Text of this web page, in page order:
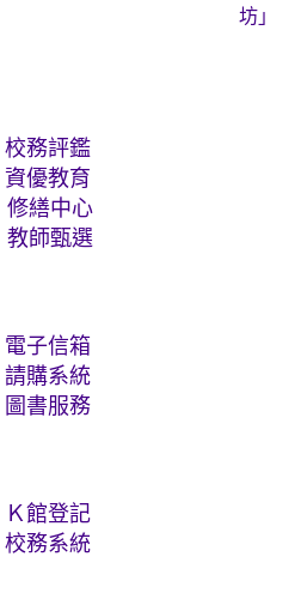
坊」
校務評鑑
資優教育
修繕中心
教師甄選
電子信箱
請購系統
圖書服務
Ｋ館登記
校務系統